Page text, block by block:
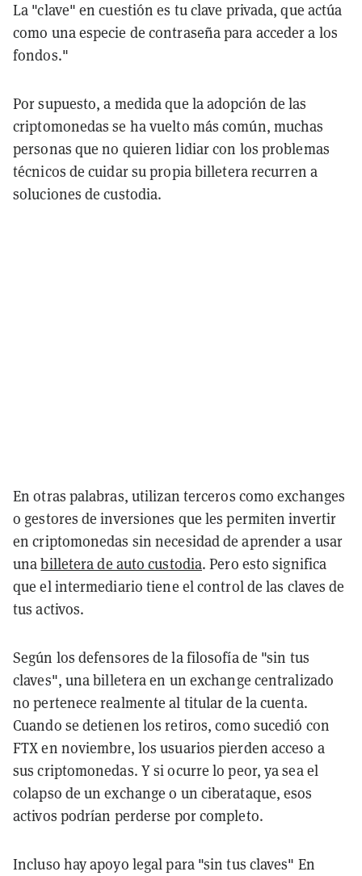
La "clave" en cuestión es tu clave privada, que actúa
como una especie de contraseña para acceder a los
fondos."
Por supuesto, a medida que la adopción de las
criptomonedas se ha vuelto más común, muchas
personas que no quieren lidiar con los problemas
técnicos de cuidar su propia billetera recurren a
soluciones de custodia.
En otras palabras, utilizan terceros como exchanges
o gestores de inversiones que les permiten invertir
en criptomonedas sin necesidad de aprender a usar
unabilletera de auto custodia. Pero esto significa
que el intermediario tiene el control de las claves de
tus activos.
Según los defensores de la filosofía de "sin tus
claves", una billetera en un exchange centralizado
no pertenece realmente al titular de la cuenta.
Cuando se detienen los retiros, como sucedió con
FTX en noviembre, los usuarios pierden acceso a
sus criptomonedas. Y si ocurre lo peor, ya sea el
colapso de un exchange o un ciberataque, esos
activos podrían perderse por completo.
Incluso hay apoyo legal para "sin tus claves" En